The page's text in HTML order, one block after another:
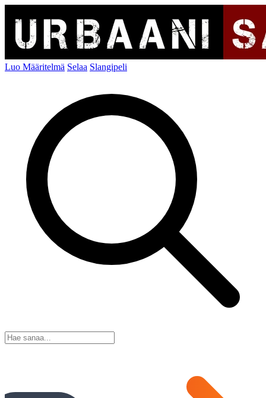
Luo Määritelmä Selaa Slangipeli